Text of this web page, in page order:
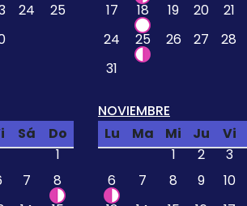
24
25
17
18 19 20 21
24
25 26 27 28
31
Sá
Do
1
7
8
NOVIEMBRE
Lu
Ma Mi Ju Vi
1
2 3
6
7 8 9 10